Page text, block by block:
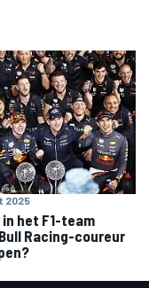
2025
het F1-team
Racing-coureur